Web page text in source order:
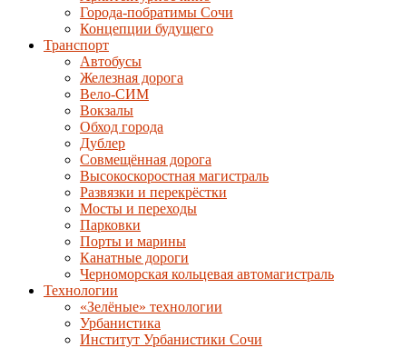
Города-побратимы Сочи
Концепции будущего
Транспорт
Автобусы
Железная дорога
Вело-СИМ
Вокзалы
Обход города
Дублер
Совмещённая дорога
Высокоскоростная магистраль
Развязки и перекрёстки
Мосты и переходы
Парковки
Порты и марины
Канатные дороги
Черноморская кольцевая автомагистраль
Технологии
«Зелёные» технологии
Урбанистика
Институт Урбанистики Сочи